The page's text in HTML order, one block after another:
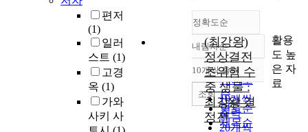
편저
(1)
일러
스트 (1)
고경
옥 (1)
가와
사키 사
정확도순
정확도
순
인기도
순
연도순
제목순
내림차순
내림차순
10개씩 출력
10개씩
출력
20개씩
조회
(최강왕)
정상결전
초위험 수
중 생물 :
최강왕 결
정전
활용
도 높
은 자
료